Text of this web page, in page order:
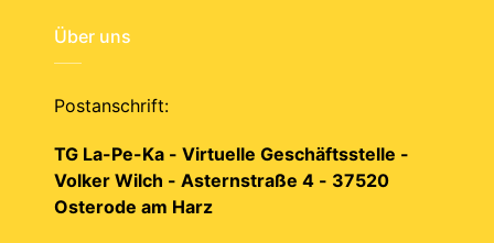
Über uns
Postanschrift:
TG La-Pe-Ka - Virtuelle Geschäftsstelle -
Volker Wilch - Asternstraße 4 - 37520
Osterode am Harz